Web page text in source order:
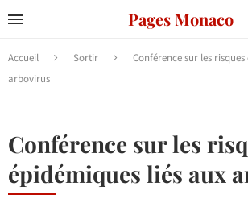
Pages Monaco
Accueil Sortir
Conférence sur les
arbovirus
Conférence sur les
épidémiques liés aux